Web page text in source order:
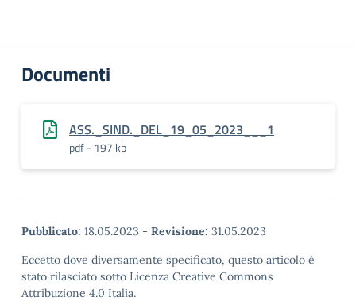
Documenti
ASS._SIND._DEL_19_05_2023___1
pdf - 197 kb
Pubblicato: 18.05.2023 - Revisione: 31.05.2023
Eccetto dove diversamente specificato, questo articolo è
stato rilasciato sotto Licenza Creative Commons
Attribuzione 4.0 Italia.